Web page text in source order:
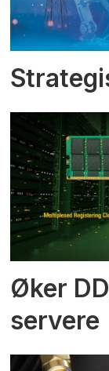
Øker
servere